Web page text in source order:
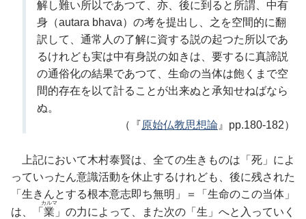
解し難い所以であつて、亦、後に到ると所謂、中有
身（autara bhava）の考を提出し、之を空間的に翻
訳して、通常人の了解に資する説の起つた所以であ
るけれども実は中有身説の如きは、要するに真諦説
の通俗化の結果であつて、生命の当体は飽くまで空
間的存在を以て計ることが出来ぬと承知せねばなら
ぬ。
（『原始仏教思想論 』pp.180-182）
上記において木村泰賢は、全ての生きものは「死」によ
っていったん意識活動を休止するけれども、後に残された
「生きんとする根本意志即ち無明」＝「生命のこの当体」
は、「 業
カルマ
」の力によって、また次の「生」へと入っていく